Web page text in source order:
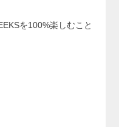
を100%楽しむこと